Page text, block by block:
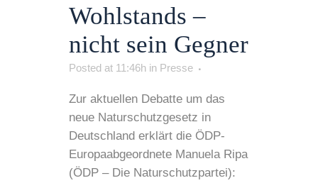
Wohlstands –
nicht sein Gegner
Posted at 11:46h in Presse
Zur aktuellen Debatte um das
neue Naturschutzgesetz in
Deutschland erklärt die ÖDP-
Europaabgeordnete Manuela Ripa
(ÖDP – Die Naturschutzpartei):